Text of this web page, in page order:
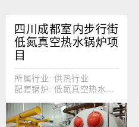
四川成都室内步行街
低氮真空热水锅炉项
目
所属行业: 供热行业
配套锅炉: 低氮真空热水锅炉